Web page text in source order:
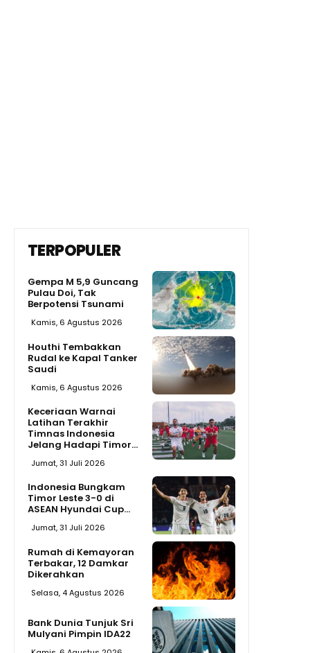
TERPOPULER
Gempa M 5,9 Guncang
Pulau Doi, Tak
Berpotensi Tsunami
Kamis, 6 Agustus 2026
Houthi Tembakkan
Rudal ke Kapal Tanker
Saudi
Kamis, 6 Agustus 2026
Keceriaan Warnai
Latihan Terakhir
Timnas Indonesia
Jelang Hadapi Timor...
Jumat, 31 Juli 2026
Indonesia Bungkam
Timor Leste 3-0 di
ASEAN Hyundai Cup...
Jumat, 31 Juli 2026
Rumah di Kemayoran
Terbakar, 12 Damkar
Dikerahkan
Selasa, 4 Agustus 2026
Bank Dunia Tunjuk Sri
Mulyani Pimpin IDA22